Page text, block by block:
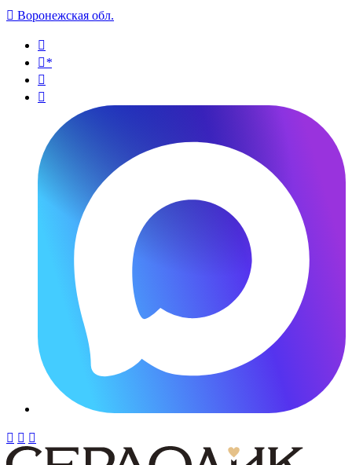
 Воронежская обл.

*


  